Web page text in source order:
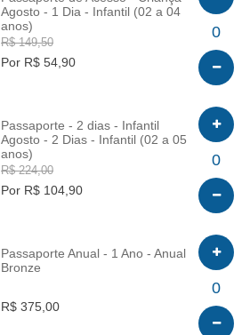
Agosto - 1 Dia - Infantil (02 a 04
anos)
R$ 149,50
Por R$ 54,90
0
Passaporte - 2 dias - Infantil
Agosto - 2 Dias - Infantil (02 a 05
anos)
R$ 224,00
Por R$ 104,90
0
Passaporte Anual - 1 Ano - Anual
Bronze
R$ 375,00
0